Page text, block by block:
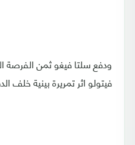
ودفع سلتا فيغو ثمن الفرصة
فيتولو اثر تمريرة بينية خلف